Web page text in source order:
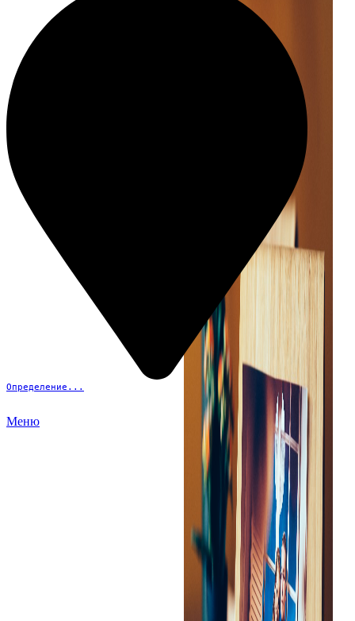
Определение...
Меню